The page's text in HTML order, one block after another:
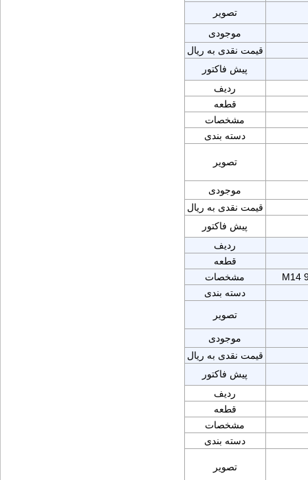
تصویر
موجودی
قیمت نقدی به ریال
پیش فاکتور
ردیف
قطعه
مشخصات
دسته بندی
تصویر
موجودی
قیمت نقدی به ریال
پیش فاکتور
ردیف
قطعه
مشخصات
M14
دسته بندی
تصویر
موجودی
قیمت نقدی به ریال
پیش فاکتور
ردیف
قطعه
مشخصات
دسته بندی
تصویر